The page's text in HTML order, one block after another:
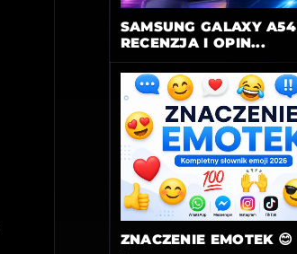
SAMSUNG GALAXY
RECENZJA I OPIN...
ZNACZENIE EMOTEK